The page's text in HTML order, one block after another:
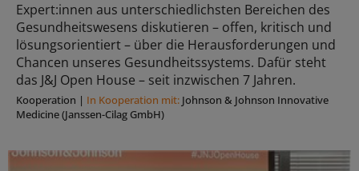
Expert:innen aus unterschiedlichsten Bereichen des
Gesundheitswesens diskutieren – offen, kritisch und
lösungsorientiert – über die Herausforderungen und
Chancen unseres Gesundheitssystems. Dafür steht
das J&J Open House – seit inzwischen 7 Jahren.
Kooperation | In Kooperation mit: Johnson & Johnson Innovative
Medicine (Janssen-Cilag GmbH)